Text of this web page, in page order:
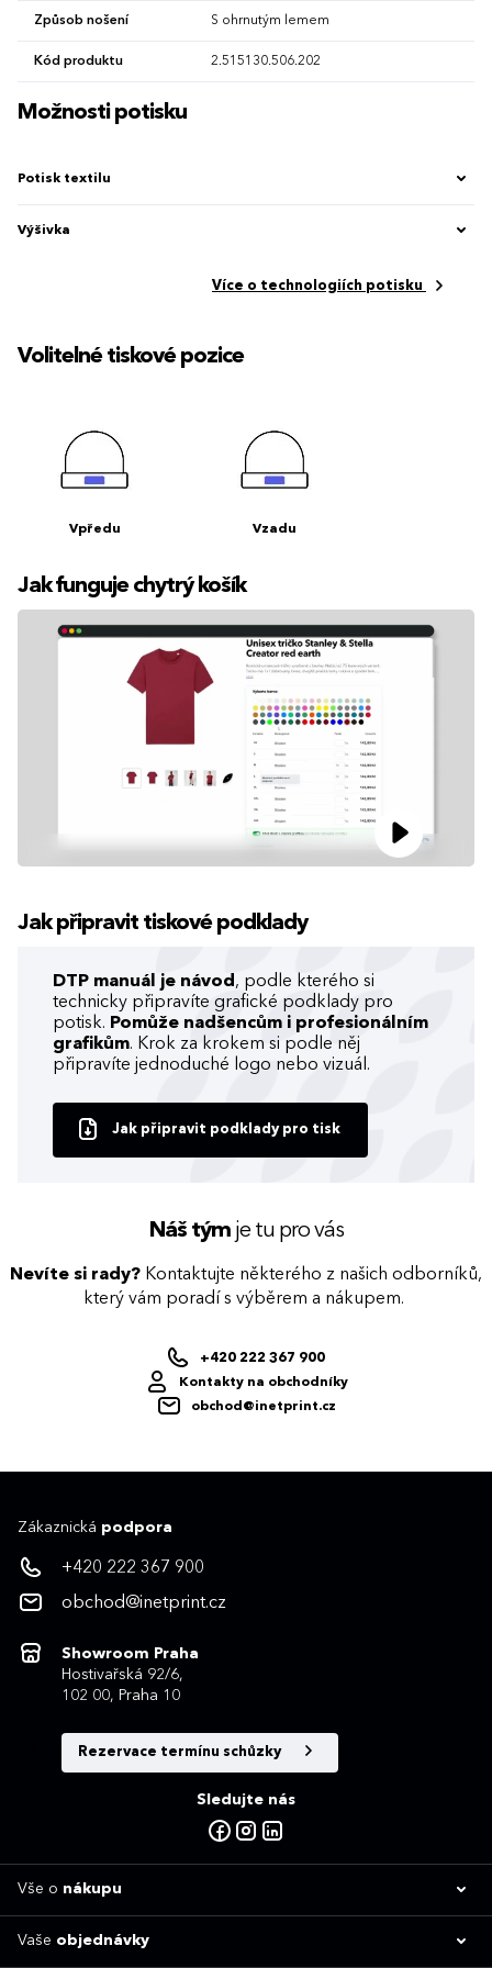
Způsob nošení S ohrnutým lemem
Kód produktu 2.515130.506.202
Možnosti potisku
Potisk textilu
Výšivka
Více o technologiích potisku
Volitelné tiskové pozice
Vpředu Vzadu
Jak funguje chytrý košík
Jak připravit tiskové podklady
DTP manuál je návod , podle kterého si
technicky připravíte grafické podklady pro
potisk. Pomůže nadšencům i profesionálním
grafikům. Krok za krokem si podle něj
připravíte jednoduché logo nebo vizuál.
Jak připravit podklady pro tisk
Náš týmje tu pro vás
Nevíte si rady? Kontaktujte některého z našich odborníků,
který vám poradí s výběrem a nákupem.
+420 222 367 900
Kontakty na obchodníky
obchod@inetprint.cz
Zákaznická podpora
+420 222 367 900
obchod@inetprint.cz
Showroom Praha
Hostivařská 92/6,
102 00, Praha 10
Rezervace termínu schůzky
Sledujte nás
Vše o nákupu
Vaše objednávky